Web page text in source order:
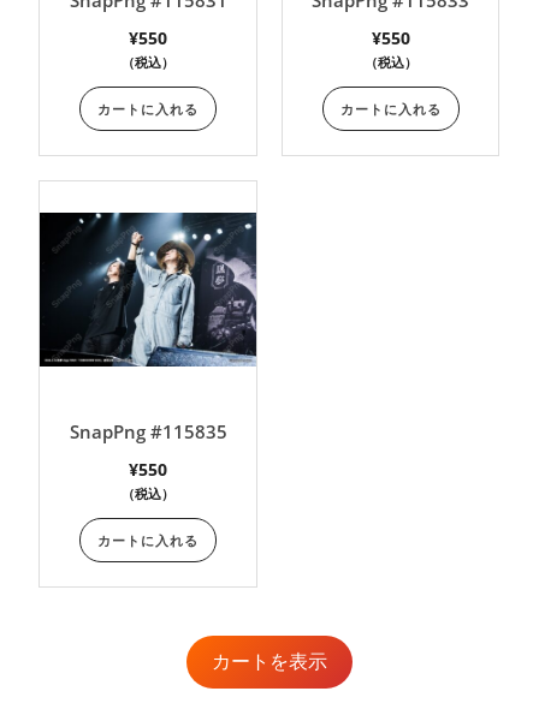
¥550
（税込）
カートに入れる
¥550
（税込）
カートに入れる
SnapPng #115835
¥550
（税込）
カートに入れる
カートを表示